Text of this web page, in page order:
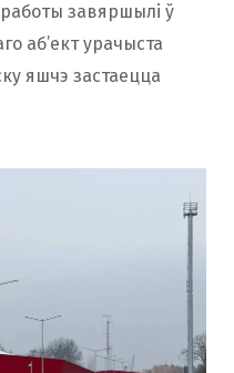
завяршылі ў
аб’ект урачыста
яшчэ застаецца